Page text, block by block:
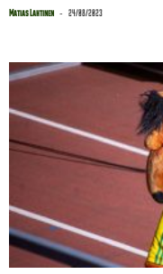
Matias Lahtinen - 24/08/2023